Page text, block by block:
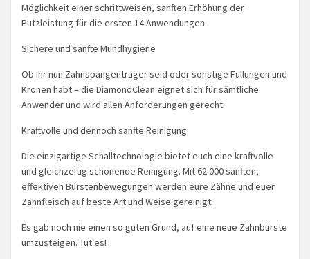
Möglichkeit einer schrittweisen, sanften Erhöhung der
Putzleistung für die ersten 14 Anwendungen.
Sichere und sanfte Mundhygiene
Ob ihr nun Zahnspangenträger seid oder sonstige Füllungen und
Kronen habt – die DiamondClean eignet sich für sämtliche
Anwender und wird allen Anforderungen gerecht.
Kraftvolle und dennoch sanfte Reinigung
Die einzigartige Schalltechnologie bietet euch eine kraftvolle
und gleichzeitig schonende Reinigung. Mit 62.000 sanften,
effektiven Bürstenbewegungen werden eure Zähne und euer
Zahnfleisch auf beste Art und Weise gereinigt.
Es gab noch nie einen so guten Grund, auf eine neue Zahnbürste
umzusteigen. Tut es!